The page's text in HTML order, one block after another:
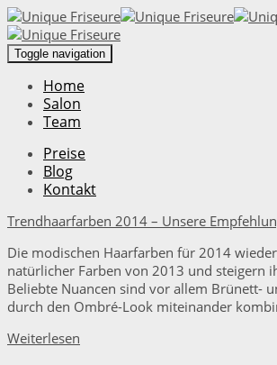
Toggle navigation
Home
Salon
Team
Preise
Blog
Kontakt
Trendhaarfarben 2014 – Unsere
Die modischen Haarfarben für 2014
natürlicher Farben von 2013 und steigern
Beliebte Nuancen sind vor allem Brünett-
durch den Ombré-Look miteinander
Weiterlesen